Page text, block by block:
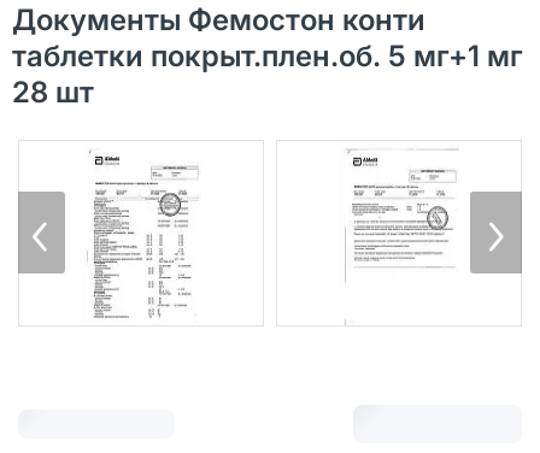
Документы Фемостон конти
таблетки покрыт.плен.об. 5 мг+1 мг
28 шт